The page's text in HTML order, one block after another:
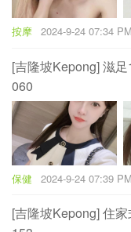
按摩 2024-9-24 07:34 PM
[吉隆坡Kepong] 滋
060
保健 2024-9-24 07:39 PM
[吉隆坡Kepong] 住